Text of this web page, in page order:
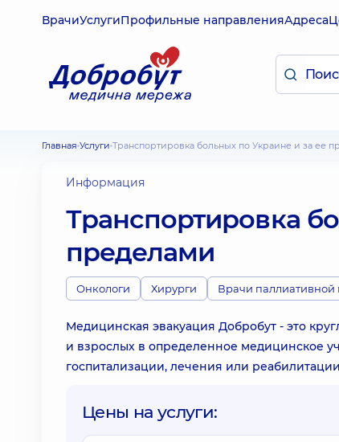
ВрачиУслугиПрофильные направленияАдреса
Главная Услуги Транспортировка больных по Украине и за ее
Информация
Транспортировка
пределами
Онкологи Хирурги Врачи
Медицинская эвакуация Добробут - это
и взрослых в определенное медицинское
госпитализации, лечения или
Цены на услуги: